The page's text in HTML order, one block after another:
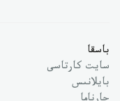
باسقا
سايت كارتاسى
بايلانىس